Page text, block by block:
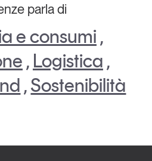
parla di
e consumi ,
, Logistica ,
,Sostenibilità